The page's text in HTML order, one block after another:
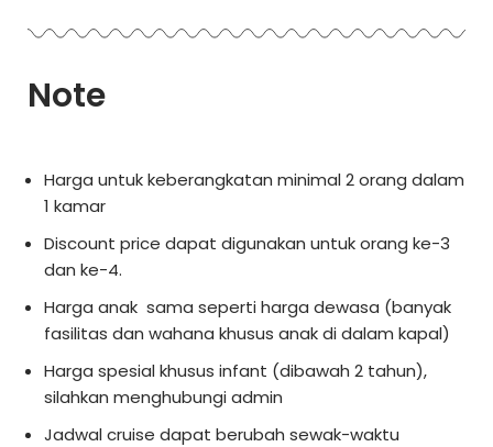
Note
Harga untuk keberangkatan minimal 2 orang dalam
1 kamar
Discount price dapat digunakan untuk orang ke-3
dan ke-4.
Harga anak sama seperti harga dewasa (banyak
fasilitas dan wahana khusus anak di dalam kapal)
Harga spesial khusus infant (dibawah 2 tahun),
silahkan menghubungi admin
Jadwal cruise dapat berubah sewak-waktu